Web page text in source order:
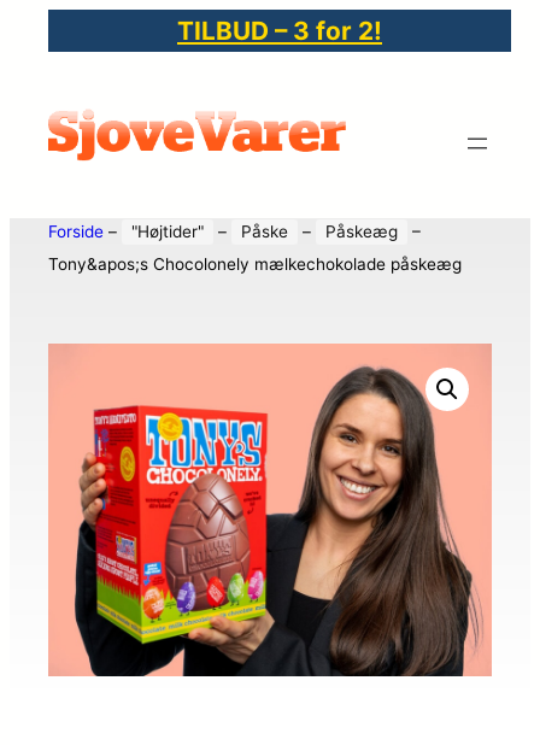
TILBUD – 3 for 2!
Forside – "Højtider" – Påske – Påskeæg
–
Tony&apos;s Chocolonely mælkechokolade påskeæg